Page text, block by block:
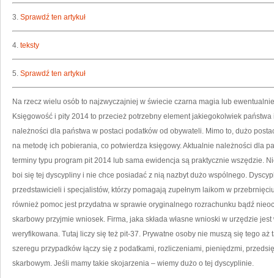
3. Sprawdź ten artykuł
4. teksty
5. Sprawdź ten artykuł
Na rzecz wielu osób to najzwyczajniej w świecie czarna magia lub
Księgowość i pity 2014 to przecież potrzebny element jakiegokolwiek
należności dla państwa w postaci podatków od obywateli. Mimo to, dużo
na metodę ich pobierania, co potwierdza księgowy. Aktualnie należności dla
terminy typu program pit 2014 lub sama ewidencja są praktycznie wszędzie.
boi się tej dyscypliny i nie chce posiadać z nią nazbyt dużo wspólnego.
przedstawicieli i specjalistów, którzy pomagają zupełnym laikom w
również pomoc jest przydatna w sprawie oryginalnego rozrachunku bądź
skarbowy przyjmie wniosek. Firma, jaka składa własne wnioski w urzędzie
weryfikowana. Tutaj liczy się też pit-37. Prywatne osoby nie muszą się tego aż
szeregu przypadków łączy się z podatkami, rozliczeniami, pieniędzmi,
skarbowym. Jeśli mamy takie skojarzenia – wiemy dużo o tej dyscyplinie.